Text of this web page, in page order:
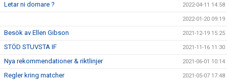
Letar ni domare ? 2022-04-11 14:58
2022-01-20 09:19
Besök av Ellen Gibson 2021-12-19 15:25
STÖD STUVSTA IF 2021-11-16 11:30
Nya rekommendationer & riktlinjer 2021-06-01 10:14
Regler kring matcher 2021-05-07 17:48